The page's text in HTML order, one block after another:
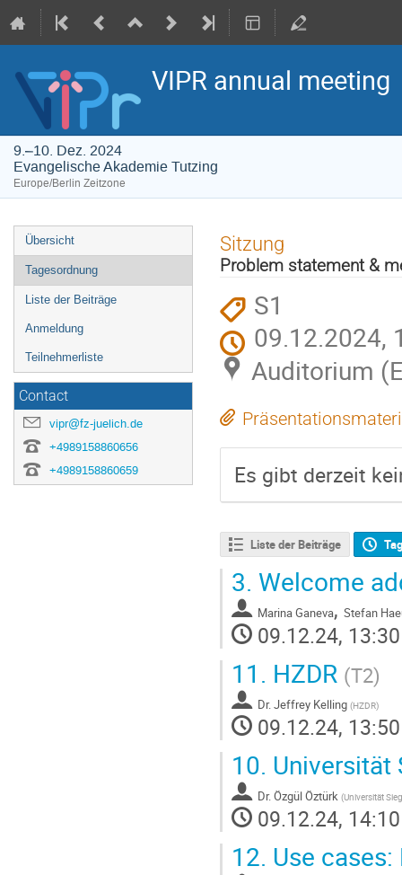
VIPR annual meeting
9.–10. Dez. 2024
Evangelische Akademie Tutzing
Europe/Berlin Zeitzone
Veranstaltungsmenü
Übersicht
Tagesordnung
Liste der Beiträge
Anmeldung
Teilnehmerliste
Contact
vipr@fz-juelich.de
+4989158860656
+4989158860659
Sitzung
Problem statement &
S1
09.12.2024,
Auditorium
Es gibt derzeit
Liste der Beiträge
3. Welcome
Marina Ganeva, Stefan
09.12.24, 13:30
11. HZDR (T2)
Dr.Jeffrey Kelling (HZDR)
09.12.24, 13:50
10.
Dr.Özgül Öztürk (Universität
09.12.24, 14:10
12. Use